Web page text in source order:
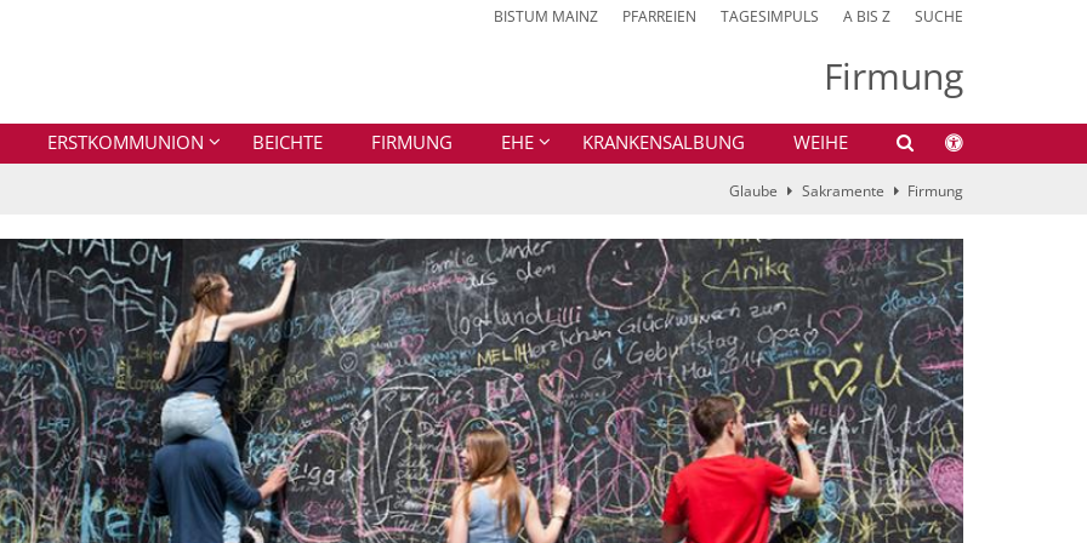
BISTUM MAINZ PFARREIEN TAGESIMPULS A BIS Z SUCHE
Firmung
ERSTKOMMUNION BEICHTE FIRMUNG EHE KRANKENSALBUNG WEIHE
Glaube Sakramente Firmung